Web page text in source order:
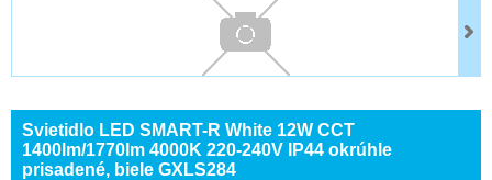
Svietidlo LED SMART-R White 12W CCT
1400lm/1770lm 4000K 220-240V IP44 okrúhle
prisadené, biele GXLS284